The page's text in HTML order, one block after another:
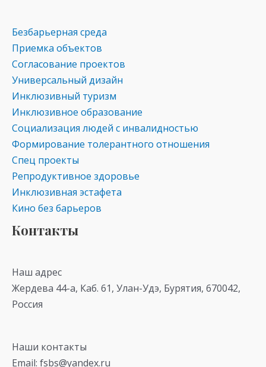
Безбарьерная среда
Приемка объектов
Согласование проектов
Универсальный дизайн
Инклюзивный туризм
Инклюзивное образование
Социализация людей с инвалидностью
Формирование толерантного отношения
Спец проекты
Репродуктивное здоровье
Инклюзивная эстафета
Кино без барьеров
Контакты
Наш адрес
Жердева 44-а, Каб. 61, Улан-Удэ, Бурятия, 670042,
Россия
Наши контакты
Email: fsbs@yandex.ru